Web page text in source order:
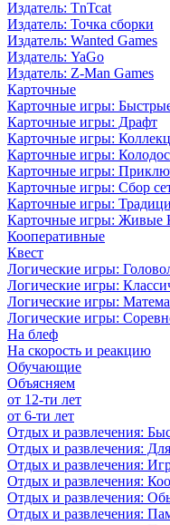
Издатель: TnTcat
Издатель: Точка сборки
Издатель: Wanted Games
Издатель: YaGo
Издатель: Z-Man Games
Карточные
Карточные игры:
Карточные игры: Драфт
Карточные игры:
Карточные игры:
Карточные игры:
Карточные игры: Сбор
Карточные игры:
Карточные игры: Живые
Кооперативные
Квест
Логические игры:
Логические игры:
Логические игры:
Логические игры:
На блеф
На скорость и реакцию
Обучающие
Объясняем
от 12-ти лет
от 6-ти лет
Отдых и развлечения:
Отдых и развлечения:
Отдых и развлечения:
Отдых и развлечения:
Отдых и развлечения:
Отдых и развлечения: